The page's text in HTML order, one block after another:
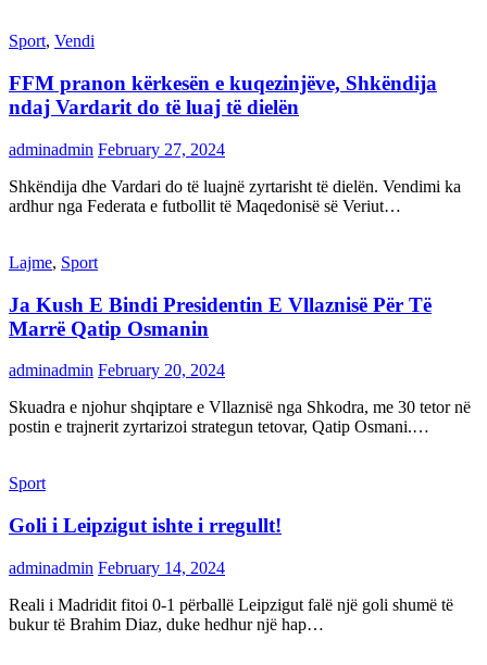
Sport, Vendi
FFM pranon kërkesën e kuqezinjëve, Shkëndija
ndaj Vardarit do të luaj të dielën
adminadmin February 27, 2024
Shkëndija dhe Vardari do të luajnë zyrtarisht të dielën. Vendimi ka
ardhur nga Federata e futbollit të Maqedonisë së Veriut…
Lajme, Sport
Ja Kush E Bindi Presidentin E Vllaznisë Për Të
Marrë Qatip Osmanin
adminadmin February 20, 2024
Skuadra e njohur shqiptare e Vllaznisë nga Shkodra, me 30 tetor në
postin e trajnerit zyrtarizoi strategun tetovar, Qatip Osmani.…
Sport
Goli i Leipzigut ishte i rregullt!
adminadmin February 14, 2024
Reali i Madridit fitoi 0-1 përballë Leipzigut falë një goli shumë të
bukur të Brahim Diaz, duke hedhur një hap…